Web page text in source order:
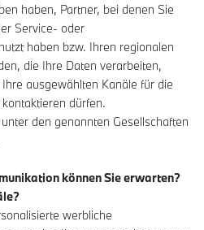
haben, Partner, bei denen Sie
Service- oder
haben bzw. Ihren regionalen
die Ihre Daten verarbeiten,
ausgewählten Kanäle für die
dürfen.
den genannten Gesellschaften
können Sie erwarten?
werbliche